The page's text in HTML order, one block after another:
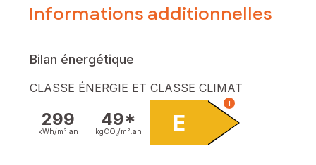
Informations additionnelles
Bilan énergétique
CLASSE ÉNERGIE ET CLASSE CLIMAT
299
kWh/m². an
49*
kgCO₂/m². an E
i